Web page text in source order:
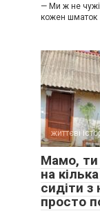
— Ми ж не
кожен шматок
життєві
Мамо,
на
сидіти
просто